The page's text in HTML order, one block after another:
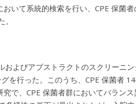
いて系統的検索を行い、CPE 保菌
よびアブストラクトのスクリーニ
を行った。このうち、CPE 保菌者
で、CPE 保菌者群においてバラン